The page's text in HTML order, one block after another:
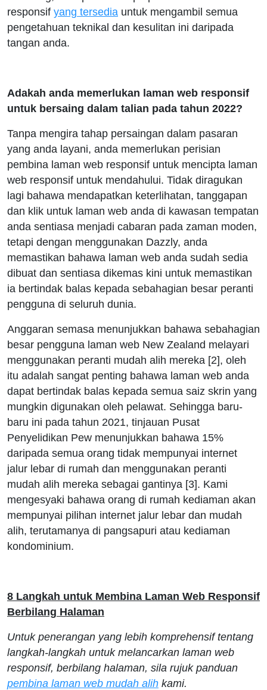
responsif yang tersedia untuk mengambil semua
pengetahuan teknikal dan kesulitan ini daripada
tangan anda.
Adakah anda memerlukan laman web responsif
untuk bersaing dalam talian pada tahun 2022?
Tanpa mengira tahap persaingan dalam pasaran
yang anda layani, anda memerlukan perisian
pembina laman web responsif untuk mencipta laman
web responsif untuk mendahului. Tidak diragukan
lagi bahawa mendapatkan keterlihatan, tanggapan
dan klik untuk laman web anda di kawasan tempatan
anda sentiasa menjadi cabaran pada zaman moden,
tetapi dengan menggunakan Dazzly, anda
memastikan bahawa laman web anda sudah sedia
dibuat dan sentiasa dikemas kini untuk memastikan
ia bertindak balas kepada sebahagian besar peranti
pengguna di seluruh dunia.
Anggaran semasa menunjukkan bahawa sebahagian
besar pengguna laman web New Zealand melayari
menggunakan peranti mudah alih mereka [2], oleh
itu adalah sangat penting bahawa laman web anda
dapat bertindak balas kepada semua saiz skrin yang
mungkin digunakan oleh pelawat. Sehingga baru-
baru ini pada tahun 2021, tinjauan Pusat
Penyelidikan Pew menunjukkan bahawa 15%
daripada semua orang tidak mempunyai internet
jalur lebar di rumah dan menggunakan peranti
mudah alih mereka sebagai gantinya [3]. Kami
mengesyaki bahawa orang di rumah kediaman akan
mempunyai pilihan internet jalur lebar dan mudah
alih, terutamanya di pangsapuri atau kediaman
kondominium.
8 Langkah untuk Membina Laman Web Responsif
Berbilang Halaman
Untuk penerangan yang lebih komprehensif tentang
langkah-langkah untuk melancarkan laman web
responsif, berbilang halaman, sila rujuk panduan
pembina laman web mudah alih kami.